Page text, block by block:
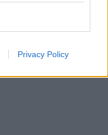
Privacy Policy